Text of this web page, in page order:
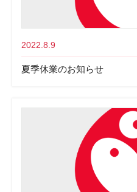
2022.8.9
夏季休業のお知らせ